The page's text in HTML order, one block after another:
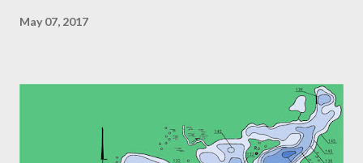
May 07, 2017